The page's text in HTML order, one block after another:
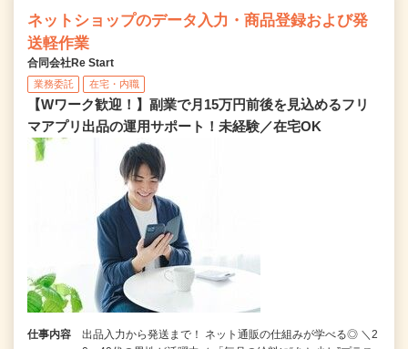
ネットショップのデータ入力・商品登録および発
送軽作業
合同会社Re Start
業務委託 在宅・内職
【Wワーク歓迎！】副業で月15万円前後を見込めるフリ
マアプリ出品の運用サポート！未経験／在宅OK
仕事内容
出品入力から発送まで！ ネット通販の仕組みが学べる◎ ＼2